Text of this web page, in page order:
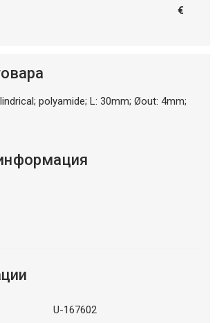
€
polyamide; L: 30mm; Øout: 4mm;
U-167602